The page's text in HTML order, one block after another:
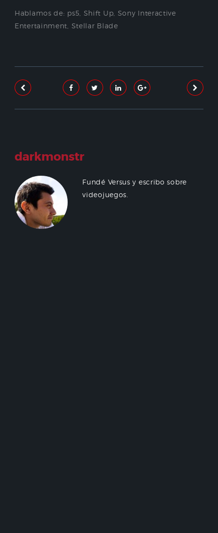
Hablamos de: ps5 Shift Up Sony Interactive
Entertainment Stellar Blade
darkmonstr
Fundé Versus y escribo sobre
videojuegos.